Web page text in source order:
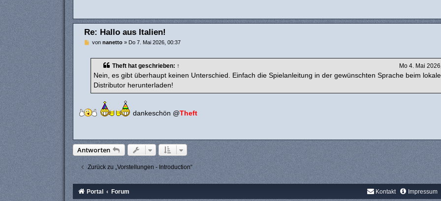
Re: Hallo aus Italien!
Bvon nanetto» Do 7. Mai 2026, 00:37
Thefthat geschrieben: ↑ Mo 4. Mai
Nein, es gibt überhaupt keinen Unterschied. Einfach die Spielanleitung in der gewünschten Sprache beim
Distributor herunterladen!
dankeschön @Theft
Antworten
Zurück zu „Vorstellungen - Introduction“
Portal Forum Impressum
Kontakt